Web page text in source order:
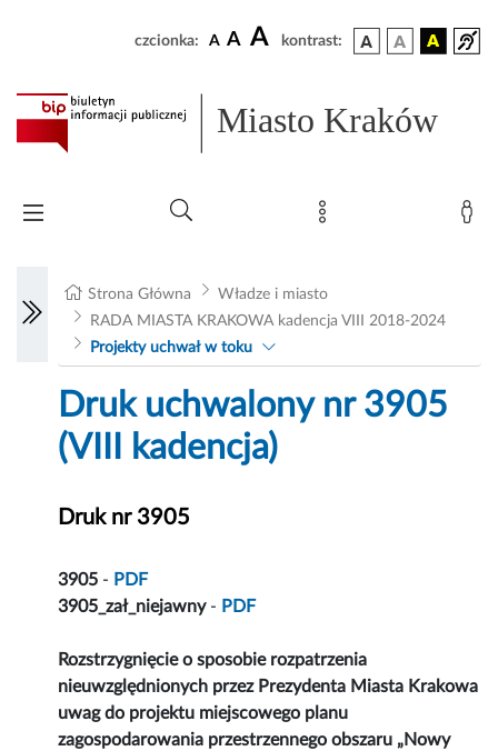
czcionka: A A A kontrast:
Miasto Kraków
Strona Główna
Władze i miasto
RADA MIASTA KRAKOWA kadencja VIII 2018-2024
Projekty uchwał w toku
Druk uchwalony nr 3905
(VIII kadencja)
Druk nr 3905
3905 - PDF
3905_zał_niejawny- PDF
Rozstrzygnięcie o sposobie rozpatrzenia
nieuwzględnionych przez Prezydenta Miasta Krakowa
uwag do projektu miejscowego planu
zagospodarowania przestrzennego obszaru „Nowy